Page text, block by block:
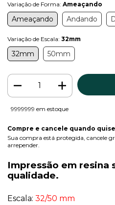
Variação de Forma: Ameaçando
Ameaçando Andando
Variação de Escala: 32mm
32mm 50mm
9999999 em estoque
Compre e cancele quando
Sua compra está protegida, cancele
arrepender.
Impressão em resina
qualidade.
Escala: 32/50 mm